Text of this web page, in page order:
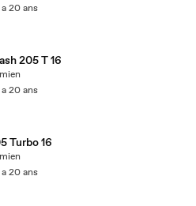
20 ans
205 T 16
20 ans
Turbo 16
20 ans